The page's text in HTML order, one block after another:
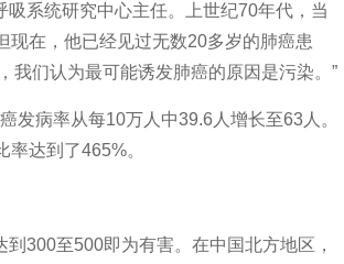
系统研究中心主任。上世纪70年代，当
在，他已经见过无数20多岁的肺癌患
我们认为最可能诱发肺癌的原因是污染。”
发病率从每10万人中39.6人增长至63人。
达到了465%。
300至500即为有害。在中国北方地区，